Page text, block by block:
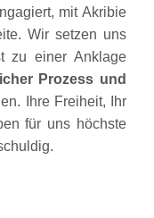
mit Akribie
Wir setzen uns
zu einer Anklage
Prozess und
Ihre Freiheit, Ihr
für uns höchste